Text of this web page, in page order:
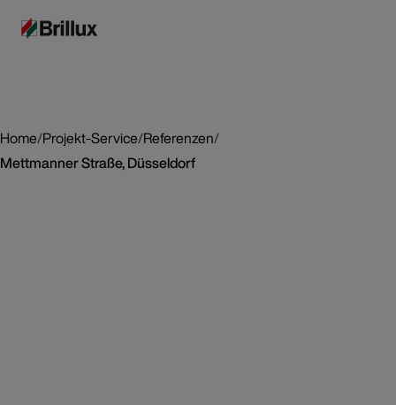
Home/Projekt-Service/Referenzen/
Mettmanner Straße, Düsseldorf